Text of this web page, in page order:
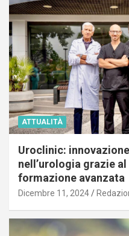
ATTUALITÀ
Uroclinic:
nell’urologia grazie al
formazione avanzata
Dicembre 11, 2024